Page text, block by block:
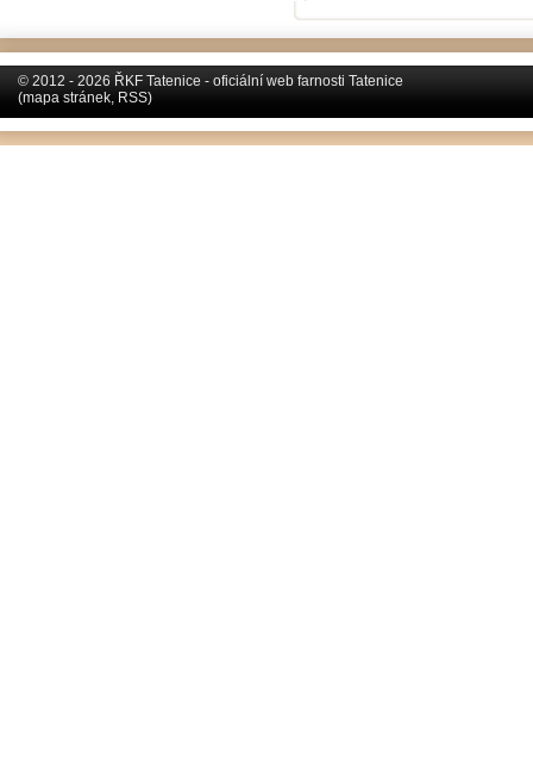
© 2012 - 2026 ŘKF Tatenice - oficiální web farnosti Tatenice
(mapa stránek, RSS)